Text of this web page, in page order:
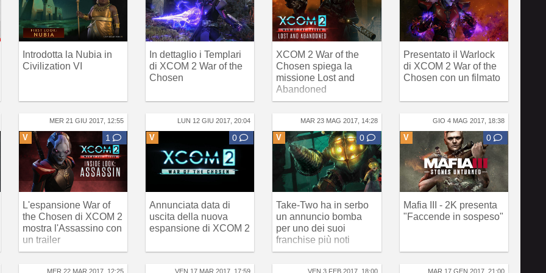
Introdotta la Nubia in
Civilization VI
In dettaglio i Templari
di XCOM 2 War of the
Chosen
XCOM 2 War of the
Chosen spiega la
missione Lost and
Abandoned
Presentato il Warlock
di XCOM 2 War of the
Chosen con un filmato
MER 21 GIU 2017, 12:55
V 1
L'espansione War of
the Chosen di XCOM 2
mostra l'Assassino con
un trailer
LUN 12 GIU 2017, 20:04
V 0
Annunciata data di
uscita della nuova
espansione di XCOM 2
MAR 23 MAG 2017, 14:28
V 0
Take-Two ha in serbo
un annuncio bomba
per uno dei suoi
franchise più noti
GIO 4 MAG 2017, 18:38
V 0
Mafia III - 2K presenta
"Faccende in sospeso"
MER 22 MAR 2017, 12:25 VEN 17 MAR 2017, 17:59 VEN 3 FEB 2017, 18:00 MAR 17 GEN 2017, 21:00